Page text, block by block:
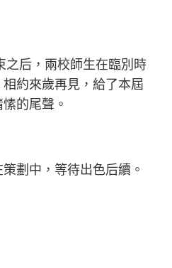
之后，兩校師生在臨別時
約來歲再見，給了本屆
的尾聲。
劃中，等待出色后續。